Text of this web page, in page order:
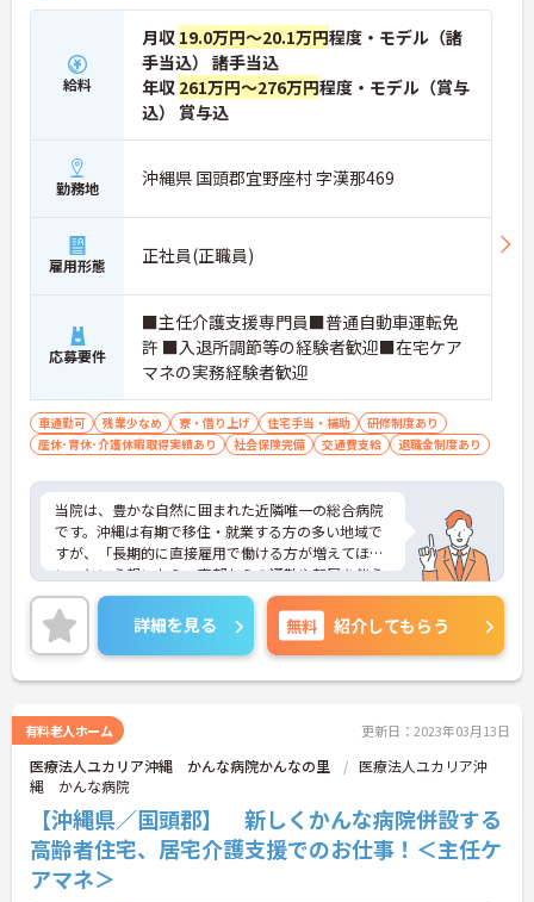
給料
月収 19.0万円～20.1万円程度・モデル（諸
手当込） 諸手当込
年収 261万円～276万円程度・モデル（賞与
込） 賞与込
勤務地 沖縄県 国頭郡宜野座村 字漢那469
雇用形態 正社員(正職員)
応募要件
■主任介護支援専門員■普通自動車運転免
許 ■入退所調節等の経験者歓迎■在宅ケア
マネの実務経験者歓迎
車通勤可 残業少なめ 寮・借り上げ 住宅手当・補助
研修制度あり
産休･育休･介護休暇取得実績あり
社会保険完備 交通費支給 退職金制度あり
当院は、豊かな自然に囲まれた近隣唯一の総合病院
です。沖縄は有期で移住・就業する方の多い地域で
すが、「長期的に直接雇用で働ける方が増えてほし
い」という想いから、南部からの通勤や転居を伴う
入職の場合の補助の開始を予定しています。また、
人材育成体制や福利厚生が充実しており、働きやす
い職場づくりに力を入れている病院併設施設です！
【ワークライフバランスについて】残業は少なく、
ほぼ定時で終了しています。ワークライフバランス
っています。子育て中の方には勤務シフトも配慮
し、仕事と生活を両立できる環境です。※産休・育
休復帰率：100％
詳細を見る 無料 紹介してもらう
有料老人ホーム 更新日：2023年03月13日
医療法人ユカリア沖縄 かんな病院かんなの里
医療法人ユカリア沖
縄 かんな病院
【沖縄県／国頭郡】 新しくかんな病院併設する
高齢者住宅、居宅介護支援でのお仕事！＜主任ケ
アマネ＞